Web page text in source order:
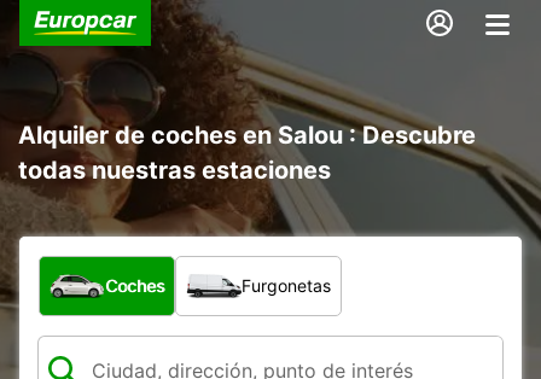
Alquiler de coches en Salou : Descubre
todas nuestras estaciones
¿Qué tipo de vehículo?
Coches Furgonetas